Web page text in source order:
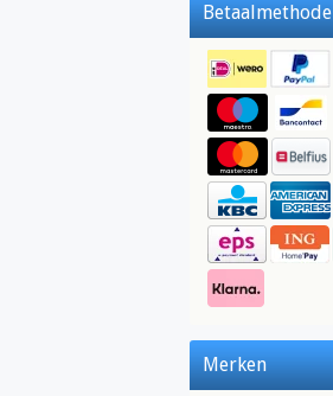
Betaalmethode
Merken